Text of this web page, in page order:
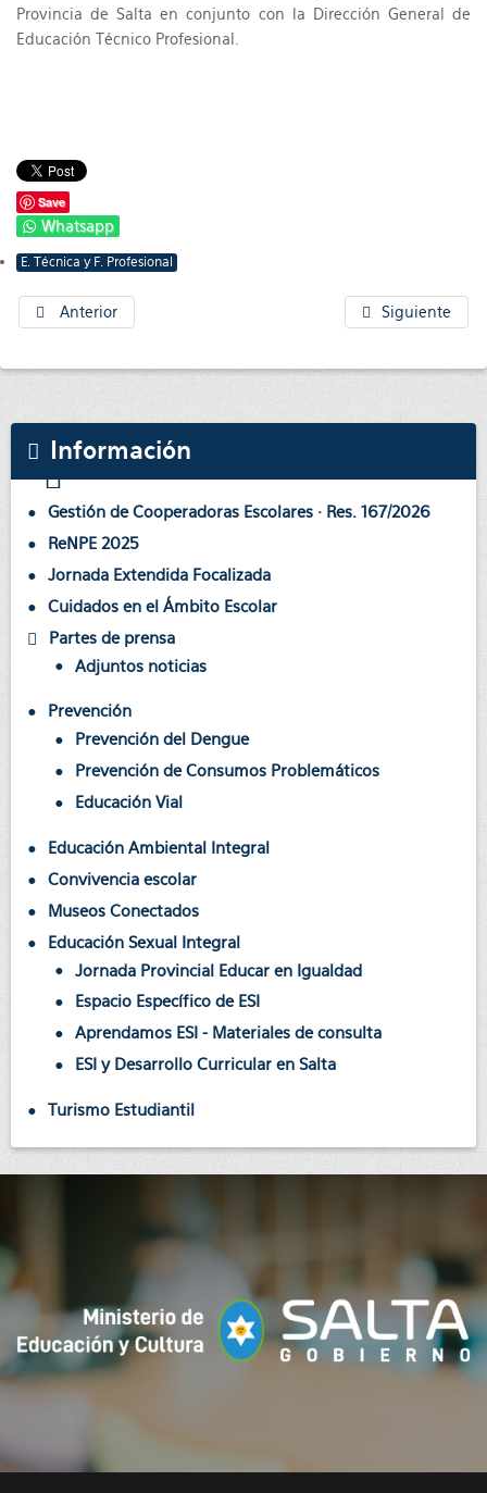
Provincia de Salta en conjunto con la Dirección General de
Educación Técnico Profesional.
Save
Whatsapp
E. Técnica y F. Profesional
Anterior Siguiente
Información
Gestión de Cooperadoras Escolares · Res. 167/2026
ReNPE 2025
Jornada Extendida Focalizada
Cuidados en el Ámbito Escolar
Partes de prensa
Adjuntos noticias
Prevención
Prevención del Dengue
Prevención de Consumos Problemáticos
Educación Vial
Educación Ambiental Integral
Convivencia escolar
Museos Conectados
Educación Sexual Integral
Jornada Provincial Educar en Igualdad
Espacio Específico de ESI
Aprendamos ESI - Materiales de consulta
ESI y Desarrollo Curricular en Salta
Turismo Estudiantil